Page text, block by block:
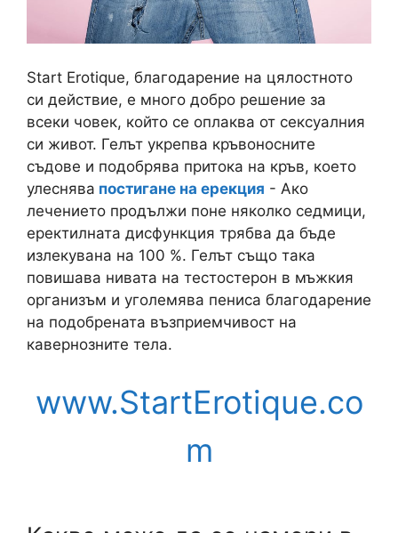
Start Erotique, благодарение на цялостното
си действие, е много добро решение за
всеки човек, който се оплаква от сексуалния
си живот. Гелът укрепва кръвоносните
съдове и подобрява притока на кръв, което
улеснява постигане на ерекция - Ако
лечението продължи поне няколко седмици,
еректилната дисфункция трябва да бъде
излекувана на 100 %. Гелът също така
повишава нивата на тестостерон в мъжкия
организъм и уголемява пениса благодарение
на подобрената възприемчивост на
кавернозните тела.
www.StartErotique.co
m